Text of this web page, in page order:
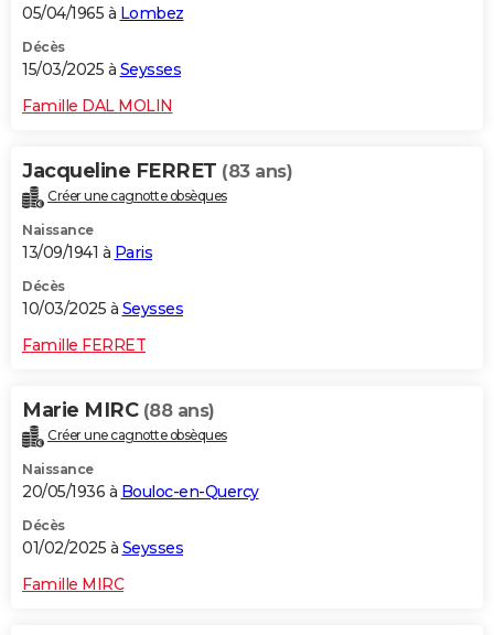
05/04/1965 à Lombez
Décès
15/03/2025 à Seysses
Famille DAL MOLIN
Jacqueline FERRET (83 ans)
Créer une cagnotte obsèques
Naissance
13/09/1941 à Paris
Décès
10/03/2025 à Seysses
Famille FERRET
Marie MIRC (88 ans)
Créer une cagnotte obsèques
Naissance
20/05/1936 à Bouloc-en-Quercy
Décès
01/02/2025 à Seysses
Famille MIRC